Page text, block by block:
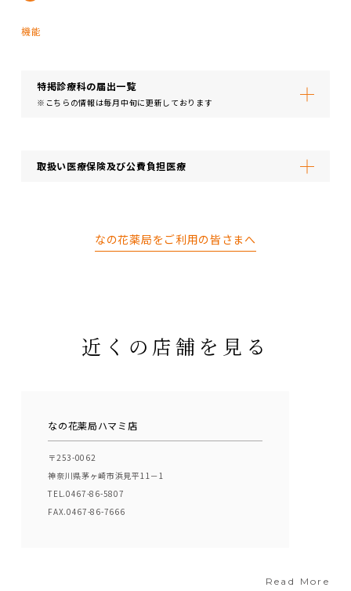
機能
特掲診療科の届出⼀覧
※こちらの情報は毎月中旬に更新しております
取扱い医療保険及び公費負担医療
なの花薬局をご利用の皆さまへ
近くの店舗を見る
なの花薬局ハマミ店
〒253-0062
神奈川県茅ヶ崎市浜見平11－1
TEL.0467-86-5807
FAX.0467-86-7666
Read More